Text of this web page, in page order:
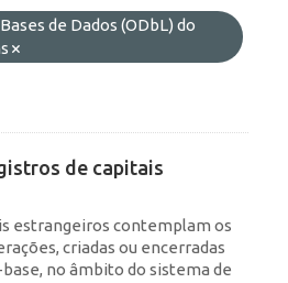
de Dados (ODbL) do
de capitais
estrangeiros contemplam os
criadas ou encerradas
no âmbito do sistema de